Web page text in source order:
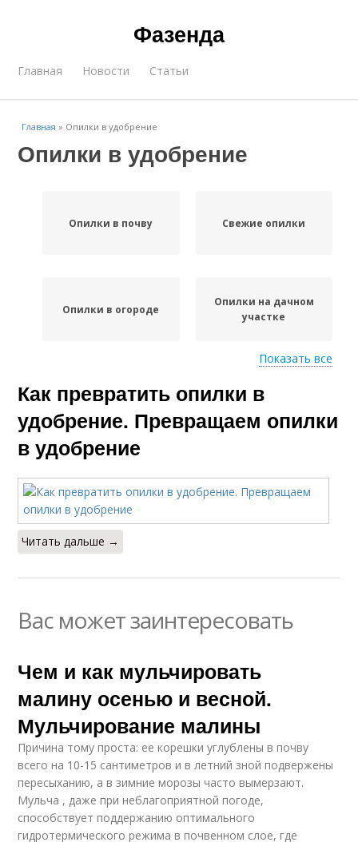
Фазенда
Главная Новости Статьи
Главная » Опилки в удобрение
Опилки в удобрение
Опилки в почву Свежие опилки
Опилки в огороде
Опилки на дачном
участке
Древесные опилки
Опилки под
перекопку
Опилки на огороде Опилки в грунт
Показать все
Как превратить опилки в
удобрение. Превращаем опилки
в удобрение
Читать дальше →
Вас может заинтересовать
Чем и как мульчировать
малину осенью и весной.
Мульчирование малины
Причина тому проста: ее корешки углублены в почву
всего на 10-15 сантиметров и в летний зной подвержены
пересыханию, а в зимние морозы часто вымерзают.
Мульча , даже при неблагоприятной погоде,
способствует поддержанию оптимального
гидротермического режима в почвенном слое, где